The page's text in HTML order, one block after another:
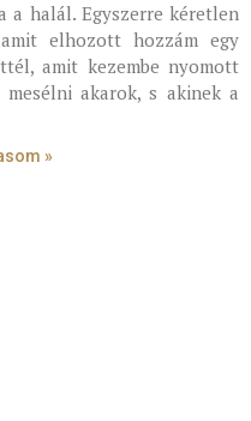
a halál. Egyszerre kéretlen
elhozott hozzám egy
amit kezembe nyomott
akarok, s akinek a
»